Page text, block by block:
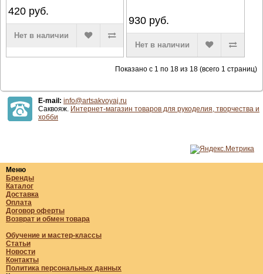
420руб.
Нет в наличии
930 руб.
Нет в наличии
Показано с 1 по 18 из 18 (всего 1 страниц)
E-mail: info@artsakvoyaj.ru
Саквояж. Интернет-магазин товаров для рукоделия, творчества и
хобби
Меню
Бренды
Каталог
Доставка
Оплата
Договор оферты
Возврат и обмен товара
Обучение и мастер-классы
Статьи
Новости
Контакты
Политика персональных данных